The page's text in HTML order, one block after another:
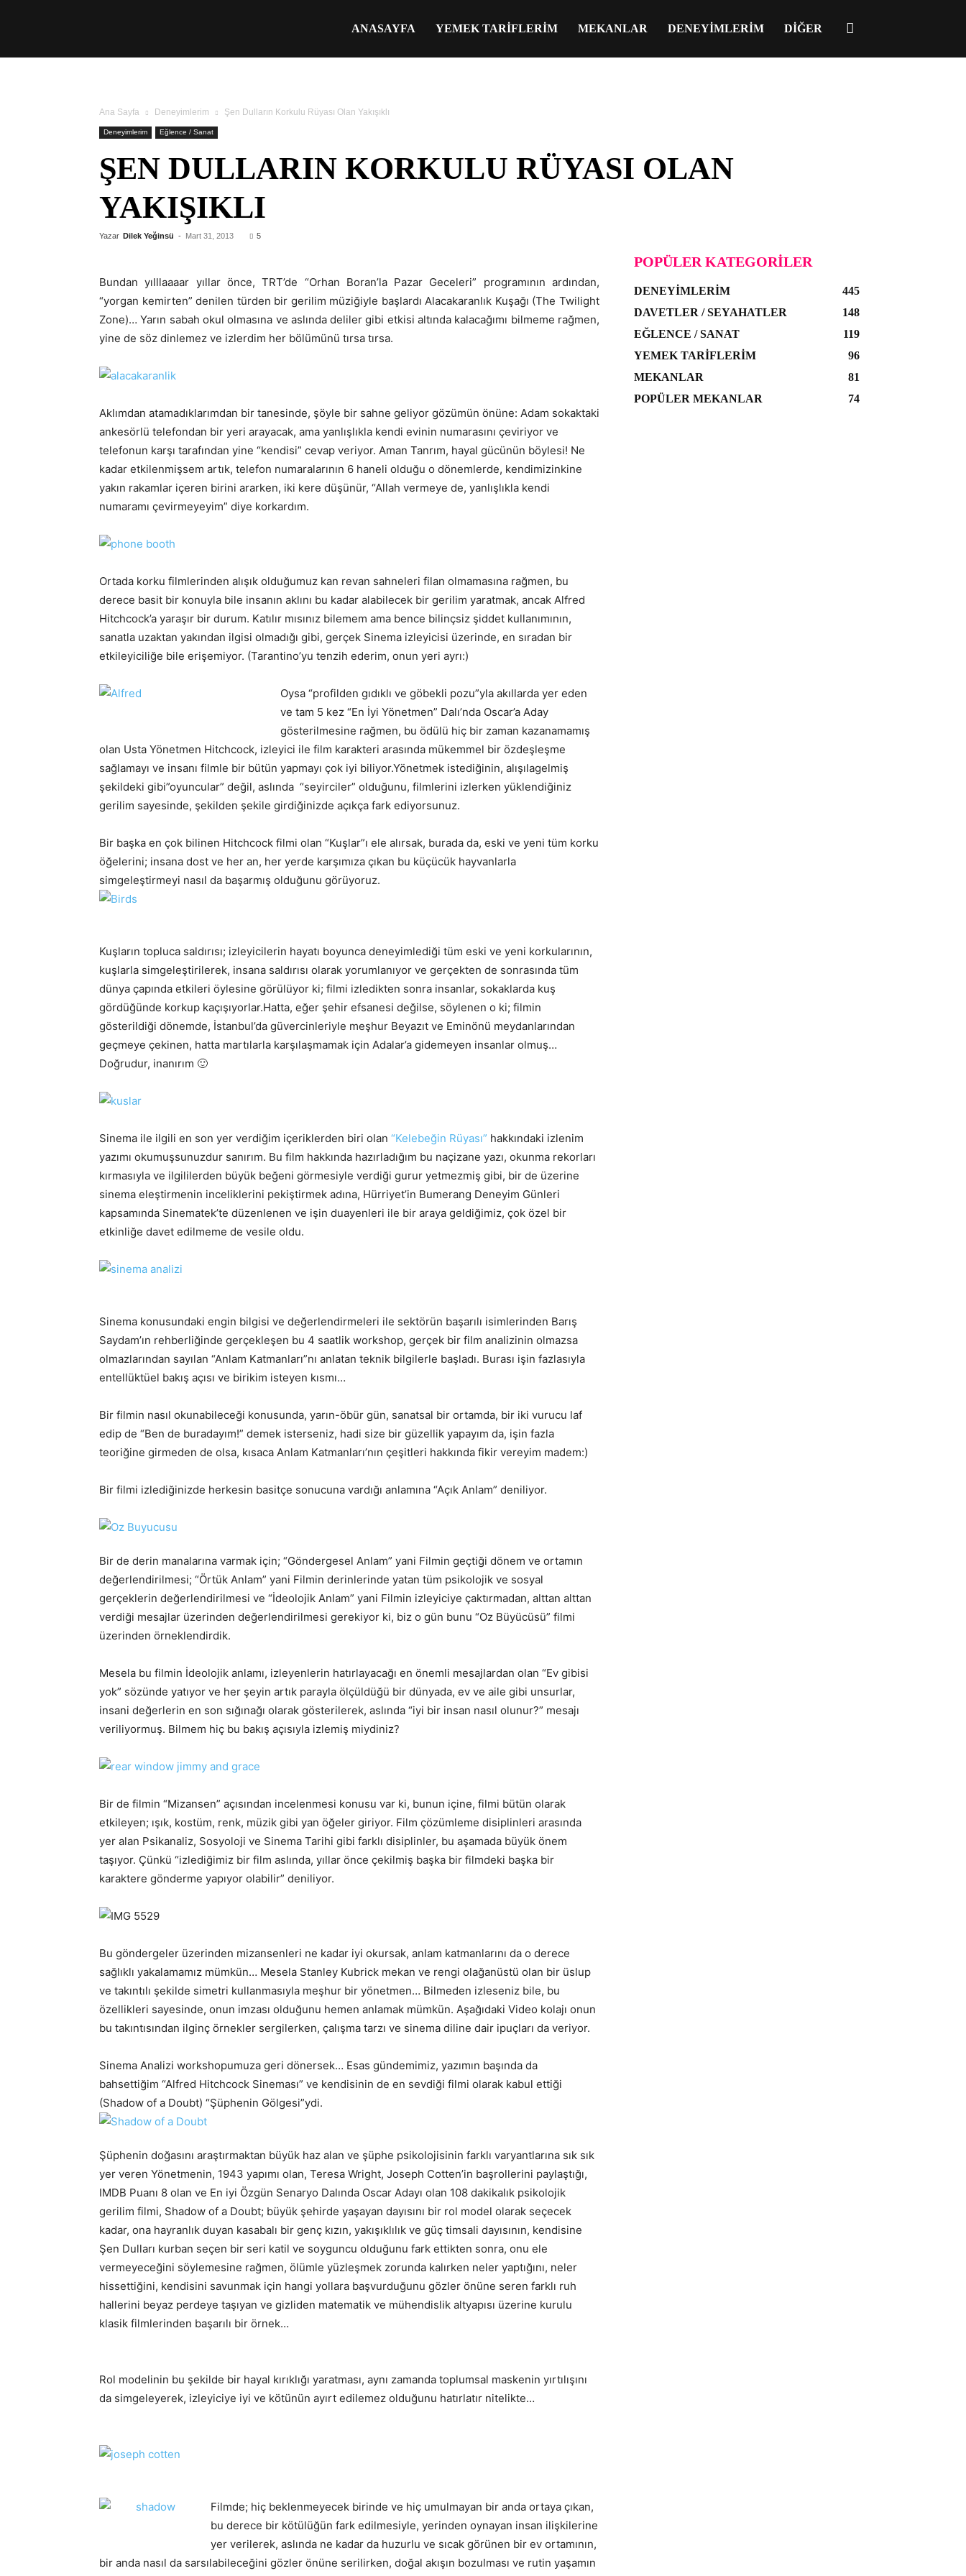
ANASAYFA YEMEK TARIFLERIM MEKANLAR DENEYIMLERIM DIĞER
Ana Sayfa Deneyimlerim Şen Dulların Korkulu Rüyası Olan Yakışıklı
Deneyimlerim Eğlence / Sanat
ŞEN DULLARIN KORKULU RÜYASI OLAN
YAKIŞIKLI
Yazar Dilek Yeğinsü - Mart 31, 2013 5
Bundan yılllaaaar yıllar önce, TRT’de “Orhan Boran’la Pazar Geceleri” programının ardından,
“yorgan kemirten” denilen türden bir gerilim müziğiyle başlardı Alacakaranlık Kuşağı (The Twilight
Zone)… Yarın sabah okul olmasına ve aslında deliler gibi etkisi altında kalacağımı bilmeme rağmen,
yine de söz dinlemez ve izlerdim her bölümünü tırsa tırsa.
Aklımdan atamadıklarımdan bir tanesinde, şöyle bir sahne geliyor gözümün önüne: Adam sokaktaki
ankesörlü telefondan bir yeri arayacak, ama yanlışlıkla kendi evinin numarasını çeviriyor ve
telefonun karşı tarafından yine “kendisi” cevap veriyor. Aman Tanrım, hayal gücünün böylesi! Ne
kadar etkilenmişsem artık, telefon numaralarının 6 haneli olduğu o dönemlerde, kendimizinkine
yakın rakamlar içeren birini ararken, iki kere düşünür, “Allah vermeye de, yanlışlıkla kendi
numaramı çevirmeyeyim” diye korkardım.
Ortada korku filmlerinden alışık olduğumuz kan revan sahneleri filan olmamasına rağmen, bu
derece basit bir konuyla bile insanın aklını bu kadar alabilecek bir gerilim yaratmak, ancak Alfred
Hitchcock’a yaraşır bir durum. Katılır mısınız bilemem ama bence bilinçsiz şiddet kullanımının,
sanatla uzaktan yakından ilgisi olmadığı gibi, gerçek Sinema izleyicisi üzerinde, en sıradan bir
etkileyiciliğe bile erişemiyor. (Tarantino’yu tenzih ederim, onun yeri ayrı:)
Oysa “profilden gıdıklı ve göbekli pozu”yla akıllarda yer eden
ve tam 5 kez “En İyi Yönetmen” Dalı’nda Oscar’a Aday
gösterilmesine rağmen, bu ödülü hiç bir zaman kazanamamış
olan Usta Yönetmen Hitchcock, izleyici ile film karakteri arasında mükemmel bir özdeşleşme
sağlamayı ve insanı filmle bir bütün yapmayı çok iyi biliyor.Yönetmek istediğinin, alışılagelmiş
şekildeki gibi”oyuncular” değil, aslında “seyirciler” olduğunu, filmlerini izlerken yüklendiğiniz
gerilim sayesinde, şekilden şekile girdiğinizde açıkça fark ediyorsunuz.
Bir başka en çok bilinen Hitchcock filmi olan “Kuşlar”ı ele alırsak, burada da, eski ve yeni tüm korku
öğelerini; insana dost ve her an, her yerde karşımıza çıkan bu küçücük hayvanlarla
simgeleştirmeyi nasıl da başarmış olduğunu görüyoruz.
Kuşların topluca saldırısı; izleyicilerin hayatı boyunca deneyimlediği tüm eski ve yeni korkularının,
kuşlarla simgeleştirilerek, insana saldırısı olarak yorumlanıyor ve gerçekten de sonrasında tüm
dünya çapında etkileri öylesine görülüyor ki; filmi izledikten sonra insanlar, sokaklarda kuş
gördüğünde korkup kaçışıyorlar.Hatta, eğer şehir efsanesi değilse, söylenen o ki; filmin
gösterildiği dönemde, İstanbul’da güvercinleriyle meşhur Beyazıt ve Eminönü meydanlarından
geçmeye çekinen, hatta martılarla karşılaşmamak için Adalar’a gidemeyen insanlar olmuş…
Doğrudur, inanırım 🙂
Sinema ile ilgili en son yer verdiğim içeriklerden biri olan “Kelebeğin Rüyası” hakkındaki izlenim
yazımı okumuşsunuzdur sanırım. Bu film hakkında hazırladığım bu naçizane yazı, okunma rekorları
kırmasıyla ve ilgililerden büyük beğeni görmesiyle verdiği gurur yetmezmiş gibi, bir de üzerine
sinema eleştirmenin inceliklerini pekiştirmek adına, Hürriyet’in Bumerang Deneyim Günleri
kapsamında Sinematek’te düzenlenen ve işin duayenleri ile bir araya geldiğimiz, çok özel bir
etkinliğe davet edilmeme de vesile oldu.
Sinema konusundaki engin bilgisi ve değerlendirmeleri ile sektörün başarılı isimlerinden Barış
Saydam’ın rehberliğinde gerçekleşen bu 4 saatlik workshop, gerçek bir film analizinin olmazsa
olmazlarından sayılan “Anlam Katmanları”nı anlatan teknik bilgilerle başladı. Burası işin fazlasıyla
entellüktüel bakış açısı ve birikim isteyen kısmı…
Bir filmin nasıl okunabileceği konusunda, yarın-öbür gün, sanatsal bir ortamda, bir iki vurucu laf
edip de “Ben de buradayım!” demek isterseniz, hadi size bir güzellik yapayım da, işin fazla
teoriğine girmeden de olsa, kısaca Anlam Katmanları’nın çeşitleri hakkında fikir vereyim madem:)
Bir filmi izlediğinizde herkesin basitçe sonucuna vardığı anlamına “Açık Anlam” deniliyor.
Bir de derin manalarına varmak için; “Göndergesel Anlam” yani Filmin geçtiği dönem ve ortamın
değerlendirilmesi; “Örtük Anlam” yani Filmin derinlerinde yatan tüm psikolojik ve sosyal
gerçeklerin değerlendirilmesi ve “İdeolojik Anlam” yani Filmin izleyiciye çaktırmadan, alttan alttan
verdiği mesajlar üzerinden değerlendirilmesi gerekiyor ki, biz o gün bunu “Oz Büyücüsü” filmi
üzerinden örneklendirdik.
Mesela bu filmin İdeolojik anlamı, izleyenlerin hatırlayacağı en önemli mesajlardan olan “Ev gibisi
yok” sözünde yatıyor ve her şeyin artık parayla ölçüldüğü bir dünyada, ev ve aile gibi unsurlar,
insani değerlerin en son sığınağı olarak gösterilerek, aslında “iyi bir insan nasıl olunur?” mesajı
veriliyormuş. Bilmem hiç bu bakış açısıyla izlemiş miydiniz?
Bir de filmin “Mizansen” açısından incelenmesi konusu var ki, bunun içine, filmi bütün olarak
etkileyen; ışık, kostüm, renk, müzik gibi yan öğeler giriyor. Film çözümleme disiplinleri arasında
yer alan Psikanaliz, Sosyoloji ve Sinema Tarihi gibi farklı disiplinler, bu aşamada büyük önem
taşıyor. Çünkü “izlediğimiz bir film aslında, yıllar önce çekilmiş başka bir filmdeki başka bir
karaktere gönderme yapıyor olabilir” deniliyor.
Bu göndergeler üzerinden mizansenleri ne kadar iyi okursak, anlam katmanlarını da o derece
sağlıklı yakalamamız mümkün… Mesela Stanley Kubrick mekan ve rengi olağanüstü olan bir üslup
ve takıntılı şekilde simetri kullanmasıyla meşhur bir yönetmen… Bilmeden izleseniz bile, bu
özellikleri sayesinde, onun imzası olduğunu hemen anlamak mümkün. Aşağıdaki Video kolajı onun
bu takıntısından ilginç örnekler sergilerken, çalışma tarzı ve sinema diline dair ipuçları da veriyor.
Sinema Analizi workshopumuza geri dönersek… Esas gündemimiz, yazımın başında da
bahsettiğim “Alfred Hitchcock Sineması” ve kendisinin de en sevdiği filmi olarak kabul ettiği
(Shadow of a Doubt) “Şüphenin Gölgesi”ydi.
Şüphenin doğasını araştırmaktan büyük haz alan ve şüphe psikolojisinin farklı varyantlarına sık sık
yer veren Yönetmenin, 1943 yapımı olan, Teresa Wright, Joseph Cotten’in başrollerini paylaştığı,
IMDB Puanı 8 olan ve En iyi Özgün Senaryo Dalında Oscar Adayı olan 108 dakikalık psikolojik
gerilim filmi, Shadow of a Doubt; büyük şehirde yaşayan dayısını bir rol model olarak seçecek
kadar, ona hayranlık duyan kasabalı bir genç kızın, yakışıklılık ve güç timsali dayısının, kendisine
Şen Dulları kurban seçen bir seri katil ve soyguncu olduğunu fark ettikten sonra, onu ele
vermeyeceğini söylemesine rağmen, ölümle yüzleşmek zorunda kalırken neler yaptığını, neler
hissettiğini, kendisini savunmak için hangi yollara başvurduğunu gözler önüne seren farklı ruh
hallerini beyaz perdeye taşıyan ve gizliden matematik ve mühendislik altyapısı üzerine kurulu
klasik filmlerinden başarılı bir örnek…
Rol modelinin bu şekilde bir hayal kırıklığı yaratması, aynı zamanda toplumsal maskenin yırtılışını
da simgeleyerek, izleyiciye iyi ve kötünün ayırt edilemez olduğunu hatırlatır nitelikte…
Filmde; hiç beklenmeyecek birinde ve hiç umulmayan bir anda ortaya çıkan,
bu derece bir kötülüğün fark edilmesiyle, yerinden oynayan insan ilişkilerine
yer verilerek, aslında ne kadar da huzurlu ve sıcak görünen bir ev ortamının,
bir anda nasıl da sarsılabileceğini gözler önüne serilirken, doğal akışın bozulması ve rutin yaşamın
POPÜLER KATEGORILER
DENEYIMLERIM
445
DAVETLER / SEYAHATLER
148
EĞLENCE / SANAT
119
YEMEK TARIFLERIM
96
MEKANLAR
81
POPÜLER MEKANLAR
74